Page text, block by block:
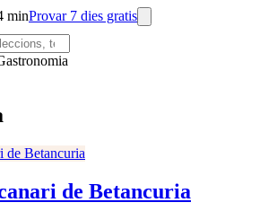
minProvar 7 dies gratis
de Betancuria